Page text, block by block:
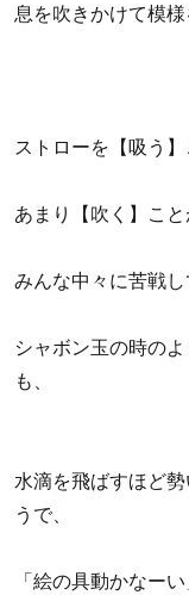
息を吹きかけて模
ストローを【吸う】
あまり【吹く】こと
みんな中々に苦戦
シャボン玉の時の
も、
水滴を飛ばすほど
うで、
「絵の具動かなー